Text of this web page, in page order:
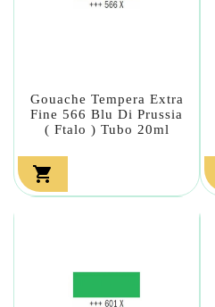
Gouache Tempera Extra
Fine 566 Blu Di Prussia
( Ftalo ) Tubo 20ml
